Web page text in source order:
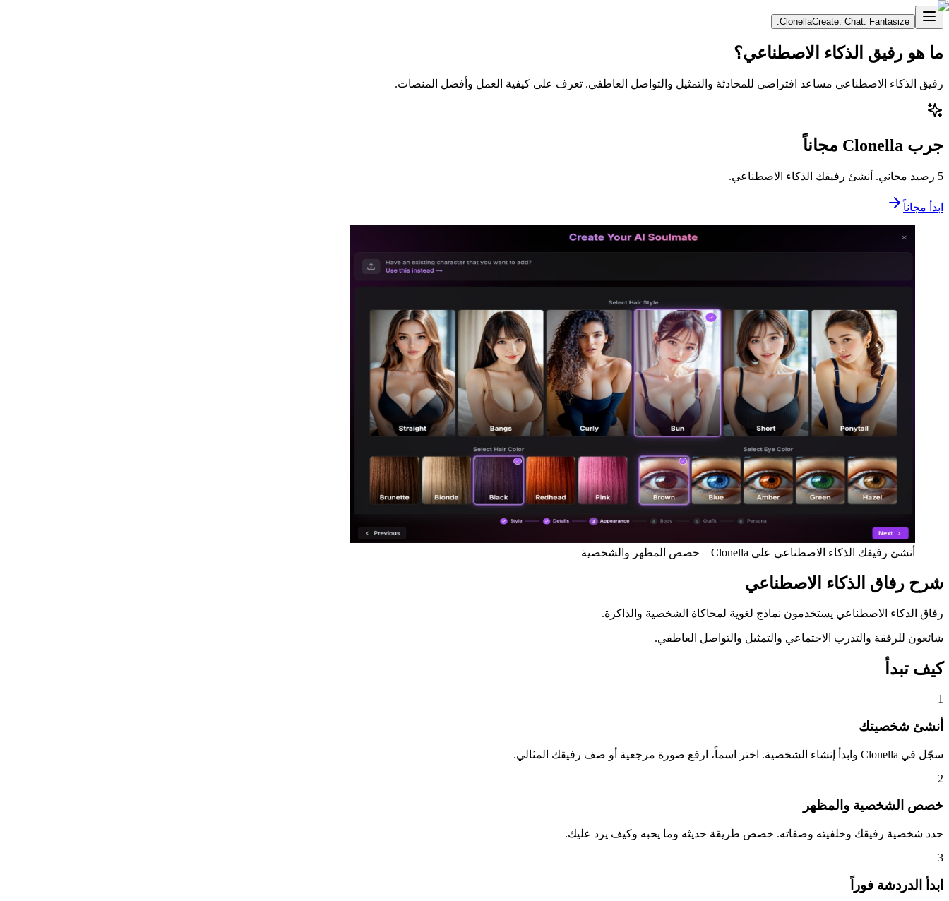
ClonellaCreate. Chat. Fantasize.
ما هو رفيق الذكاء الاصطناعي؟
رفيق الذكاء الاصطناعي مساعد افتراضي للمحادثة والتمثيل والتواصل العاطفي. تعرف على كيفية العمل وأفضل المنصات.
جرب Clonella مجاناً
5 رصيد مجاني. أنشئ رفيقك الذكاء الاصطناعي.
ابدأ مجاناً
أنشئ رفيقك الذكاء الاصطناعي على Clonella – خصص المظهر والشخصية
شرح رفاق الذكاء الاصطناعي
رفاق الذكاء الاصطناعي يستخدمون نماذج لغوية لمحاكاة الشخصية والذاكرة.
شائعون للرفقة والتدرب الاجتماعي والتمثيل والتواصل العاطفي.
كيف تبدأ
1
أنشئ شخصيتك
سجّل في Clonella وابدأ إنشاء الشخصية. اختر اسماً، ارفع صورة مرجعية أو صف رفيقك المثالي.
2
خصص الشخصية والمظهر
حدد شخصية رفيقك وخلفيته وصفاته. خصص طريقة حديثه وما يحبه وكيف يرد عليك.
3
ابدأ الدردشة فوراً